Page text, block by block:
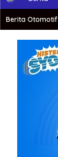
m
e
Berita Otomotif